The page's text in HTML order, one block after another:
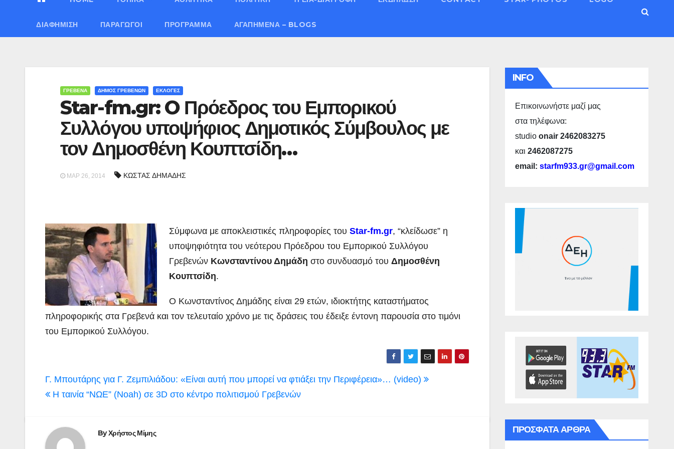
ΔΙΑΦΉΜΙΣΗ ΠΑΡΑΓΩΓΟΊ ΠΡΌΓΡΑΜΜΑ ΑΓΑΠΗΜΈΝΑ – BLOGS
ΓΡΕΒΕΝΑ ΔΗΜΟΣ ΓΡΕΒΕΝΩΝ ΕΚΛΟΓΕΣ
Star-fm.gr: O Πρόεδρος του Εμπορικού
Συλλόγου υποψήφιος Δημοτικός Σύμβουλος με
τον Δημοσθένη Κουπτσίδη…
ΜΑΡ 26, 2014 ΚΩΣΤΑΣ ΔΗΜΑΔΗΣ
Σύμφωνα με αποκλειστικές πληροφορίες του Star-fm.gr, “κλείδωσε” η
υποψηφιότητα του νεότερου Πρόεδρου του Εμπορικού Συλλόγου
Γρεβενών Κωνσταντίνου Δημάδη στο συνδυασμό του Δημοσθένη
Κουπτσίδη.
Ο Κωνσταντίνος Δημάδης είναι 29 ετών, ιδιοκτήτης καταστήματος
πληροφορικής στα Γρεβενά και τον τελευταίο χρόνο με τις δράσεις του έδειξε έντονη παρουσία στο τιμόνι
του Εμπορικού Συλλόγου.
Πλοήγηση
άρθρων
Γ. Μπουτάρης για Γ. Ζεμπιλιάδου: «Είναι αυτή που μπορεί να φτιάξει την Περιφέρεια»… (video)
H ταινία “ΝΩΕ” (Noah) σε 3D στο κέντρο πολιτισμού Γρεβενών
ByΧρήστος Μίμης
INFO
Επικοινωνήστε μαζί μας
στα τηλέφωνα:
studio onair 2462083275
και 2462087275
email: starfm933.gr@gmail.com
ΠΡΌΣΦΑΤΑ ΆΡΘΡΑ